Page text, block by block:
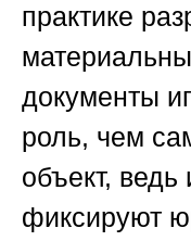
практике
документы
роль, чем
объект,
фиксируют